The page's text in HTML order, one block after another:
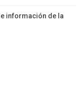
información de la